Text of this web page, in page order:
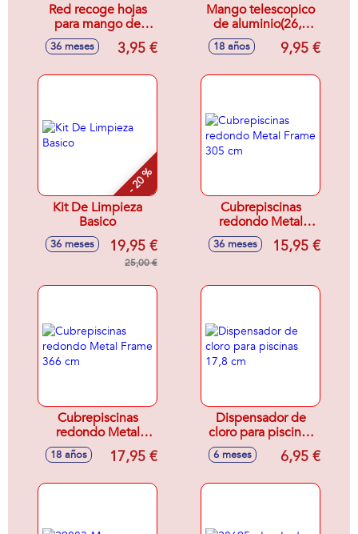
Red recoge hojas
para mango de
26,2 mm de
diametro (no
36 meses 3,95 €
Mango telescopico
de aluminio(26,2
mm diametro) 239
cm
18 años 9,95 €
- 20 %
Kit De Limpieza
Basico
36 meses 19,95 €
25,00 €
Cubrepiscinas
redondo Metal
Frame 305 cm
36 meses 15,95 €
Cubrepiscinas
redondo Metal
Frame 366 cm
18 años 17,95 €
Dispensador de
cloro para piscinas
17,8 cm
6 meses 6,95 €